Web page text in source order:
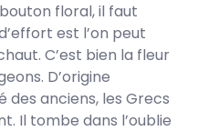
floral, il faut
est l’on peut
C’est bien la fleur
D’origine
anciens, les Grecs
Il tombe dans l’oublie